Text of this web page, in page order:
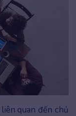
quan đến chủ